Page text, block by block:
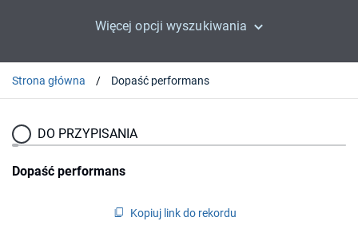
Więcej opcji wyszukiwania
Strona główna Dopaść performans
DO PRZYPISANIA
Dopaść performans
Kopiuj link do rekordu